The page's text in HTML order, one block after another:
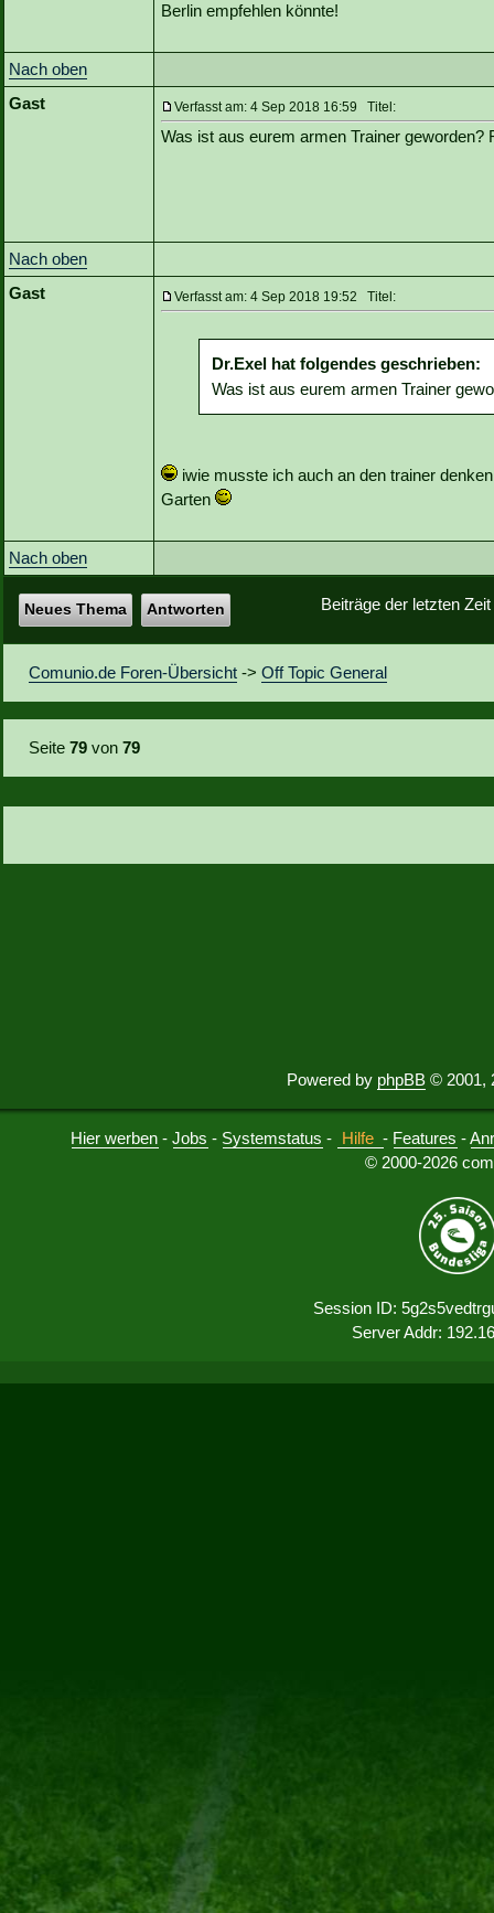
Berlin empfehlen könnte!
Nach oben
Gast
Verfasst am: 4 Sep 2018 16:59 Titel:
Was ist aus eurem armen Trainer geworden?
Nach oben
Gast
Verfasst am: 4 Sep 2018 19:52 Titel:
Dr.Exel hat folgendes geschrieben:
Was ist aus eurem armen Trainer
iwie musste ich auch an den trainer
Garten
Nach oben
Beiträge der letzten
Neues Thema Antworten
Comunio.de Foren-Übersicht ->Off Topic General
Seite79 von79
Powered by phpBB © 2001,
Hier werben -Jobs - Systemstatus - Hilfe - Features -
© 2000-2026
Session ID:
Server Addr: